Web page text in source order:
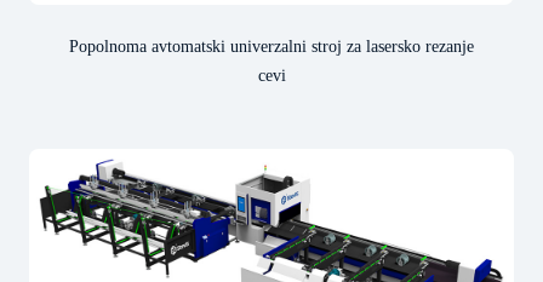
Popolnoma avtomatski univerzalni stroj za lasersko rezanje
cevi